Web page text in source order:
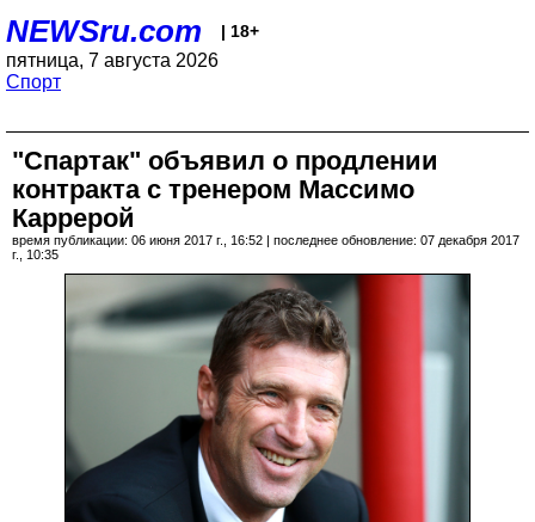
NEWSru.com | 18+
пятница, 7 августа 2026
Спорт
"Спартак" объявил о продлении
контракта с тренером Массимо
Каррерой
время публикации: 06 июня 2017 г., 16:52 | последнее обновление: 07 декабря 2017
г., 10:35